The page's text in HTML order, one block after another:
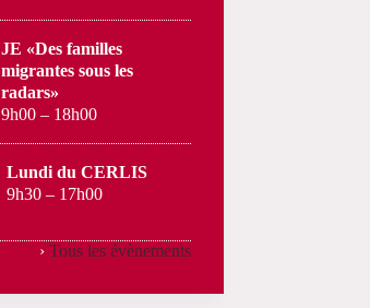
JE «Des familles
migrantes sous les
radars»
9h00 – 18h00
Lundi du CERLIS
9h30 – 17h00
› Tous les évènements